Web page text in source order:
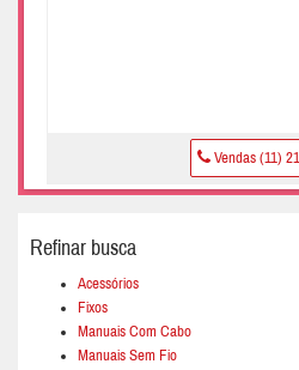
Vendas (11)
Refinar busca
Acessórios
Fixos
Manuais Com Cabo
Manuais Sem Fio